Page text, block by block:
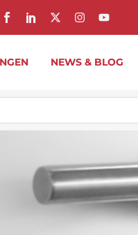
NEWS & BLOG